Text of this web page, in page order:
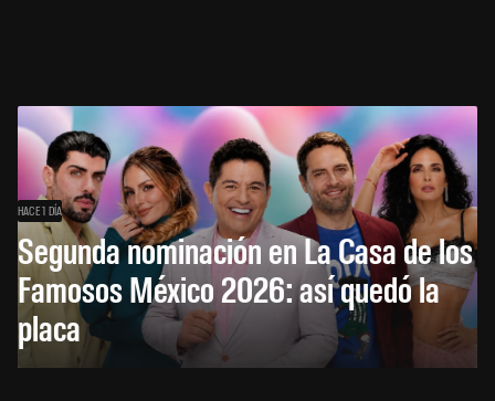
HACE 1 DÍA
Segunda nominación en La Casa de los
Famosos México 2026: así quedó la
placa